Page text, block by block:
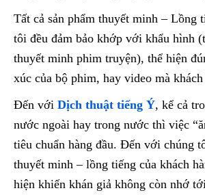
Tất cả sản phẩm thuyết minh – Lồng
tôi đều đảm bảo khớp với khẩu hình
thuyết minh phim truyện), thể hiện
xúc của bộ phim, hay video mà
Đến với Dịch thuật tiếng Ý, kể cả
nước ngoài hay trong nước thì việc
tiêu chuẩn hàng đầu. Đến với chúng
thuyết minh – lồng tiếng của khách
hiện khiến khán giả không còn nhớ